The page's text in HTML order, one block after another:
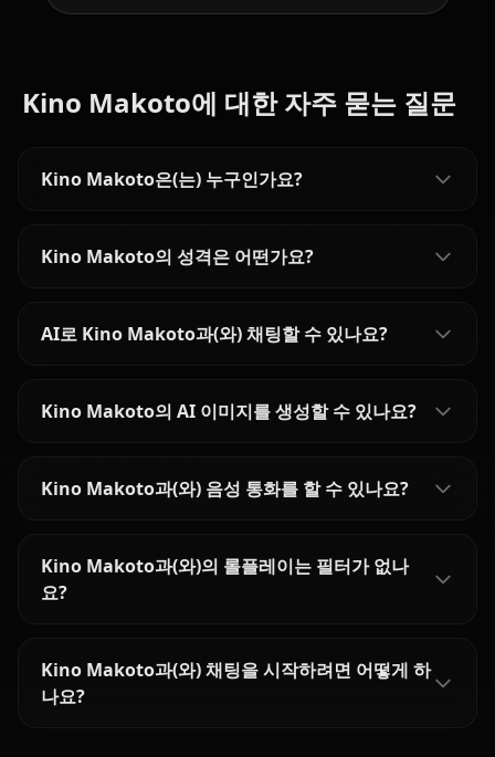
Kino Makoto에 대한 자주 묻는 질문
Kino Makoto은(는) 누구인가요?
Kino Makoto의 성격은 어떤가요?
AI로 Kino Makoto과(와) 채팅할 수 있나요?
Kino Makoto의 AI 이미지를 생성할 수 있나요?
Kino Makoto과(와) 음성 통화를 할 수 있나요?
Kino Makoto과(와)의 롤플레이는 필터가 없나
요?
Kino Makoto과(와) 채팅을 시작하려면 어떻게 하
나요?